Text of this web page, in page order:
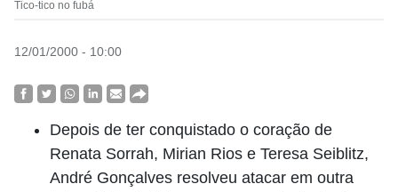
Tico-tico no fubá
12/01/2000 - 10:00
Depois de ter conquistado o coração de
Renata Sorrah, Mirian Rios e Teresa Seiblitz,
André Gonçalves resolveu atacar em outra